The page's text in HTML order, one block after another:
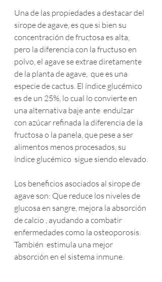
Una de las propiedades a destacar del
sirope de agave, es que si bien su
concentración de fructosa es alta,
pero la diferencia con la fructuso en
polvo, el agave se extrae diretamente
de la planta de agave,  que es una
especie de cactus. El índice glucémico
es de un 25%, lo cual lo convierte en
una alternativa baje ante  endulzar
con azúcar refinada la diferencia de la
fructosa o la panela, que pese a ser
alimentos menos procesados, su
índice glucémico  sigue siendo elevado.
Los beneficios asociados al sirope de
agave son: Que reduce los niveles de
glucosa en sangre, mejora la absorción
de calcio , ayudando a combatir
enfermedades como la osteoporosis.
También  estimula una mejor
absorción en el sistema inmune.